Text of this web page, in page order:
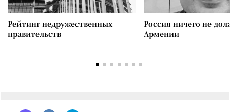
Рейтинг недружественных
правительств
Россия ничего не
Армении